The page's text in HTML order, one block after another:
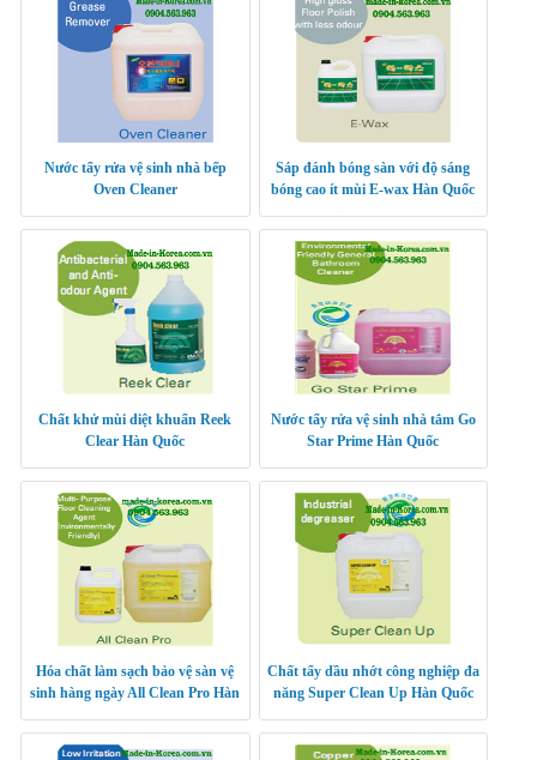
Nước tẩy rửa vệ sinh nhà bếp
Oven Cleaner
Sáp đánh bóng sàn với độ sáng
bóng cao ít mùi E-wax Hàn Quốc
Chất khử mùi diệt khuẩn Reek
Clear Hàn Quốc
Nước tẩy rửa vệ sinh nhà tắm Go
Star Prime Hàn Quốc
Hóa chất làm sạch bảo vệ sàn vệ
sinh hàng ngày All Clean Pro Hàn
Chất tẩy dầu nhớt công nghiệp đa
năng Super Clean Up Hàn Quốc